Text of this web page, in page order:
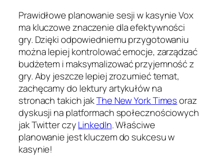
Prawidłowe planowanie sesji w kasynie Vox
ma kluczowe znaczenie dla efektywności
gry. Dzięki odpowiedniemu przygotowaniu
można lepiej kontrolować emocje, zarządzać
budżetem i maksymalizować przyjemność z
gry. Aby jeszcze lepiej zrozumieć temat,
zachęcamy do lektury artykułów na
stronach takich jakThe New York Timesoraz
dyskusji na platformach społecznościowych
jak Twitter czyLinkedIn. Właściwe
planowanie jest kluczem do sukcesu w
kasynie!